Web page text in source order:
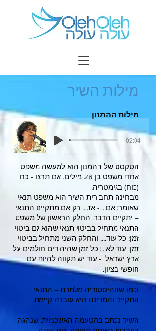
מילות השיר
מילות ההמנון
הטקסט של ההמנון הוא למעשה משפט
אחד! משפט בן 28 מילים. אם תרצו - כח
(כוח) בגימטריה.
מבחינה תחבירית השיר הוא משפט תנאי
שאומר: אם... - אז.... רק אם מתקיים התנאי
– יתקיים הדבר. החלק הראשון של משפט
התנאי מתחיל בביטוי תנאי שהוא גם ביטוי
זמן: כל עוד.... והחלק השני מתחיל בביטוי
זמן: עוד לא...: כל זמן שהיהודים חולמים על
ארץ ישראל - עוד יש תקווה להיות עם
חופשי בציון.
וכמו שההיסטוריה מלמדת – התנאי
התקיים והמדינה היא עובדה קיימת.
השיר נכתב בהטעמה האשכנזית, שנהגה
-02:04